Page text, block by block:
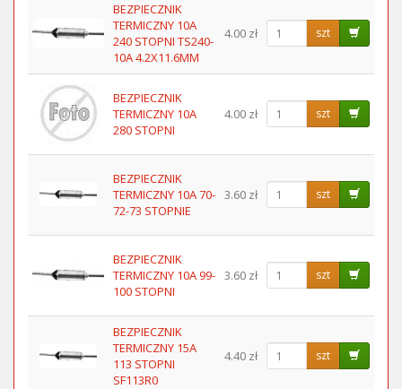
BEZPIECZNIK
TERMICZNY 10A
240 STOPNI TS240-
10A 4.2X11.6MM
4.00 zł szt
BEZPIECZNIK
TERMICZNY 10A
280 STOPNI
4.00 zł szt
BEZPIECZNIK
TERMICZNY 10A 70-
72-73 STOPNIE
3.60 zł szt
BEZPIECZNIK
TERMICZNY 10A 99-
100 STOPNI
3.60 zł szt
BEZPIECZNIK
TERMICZNY 15A
113 STOPNI
SF113R0
4.40 zł szt